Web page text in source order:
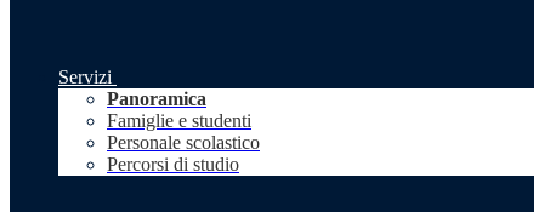
Servizi
Panoramica
Famiglie e studenti
Personale scolastico
Percorsi di studio